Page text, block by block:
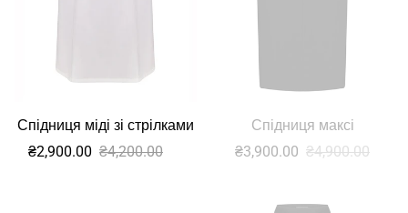
Спідниця міді зі стрілками
Sale
₴2,900.00
Звичайна ₴4,200.00
Спідниця максі
Sale
₴3,900.00
Звичайна ₴4,900.00